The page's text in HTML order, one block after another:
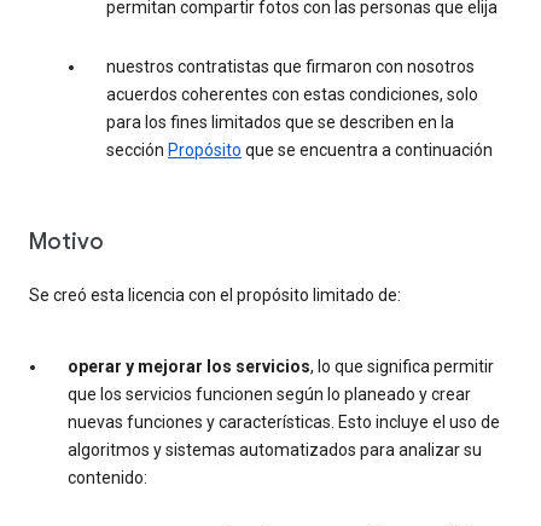
permitan compartir fotos con las personas que elija
nuestros contratistas que firmaron con nosotros
acuerdos coherentes con estas condiciones, solo
para los fines limitados que se describen en la
sección Propósito que se encuentra a continuación
Motivo
Se creó esta licencia con el propósito limitado de:
operar y mejorar los servicios, lo que significa permitir
que los servicios funcionen según lo planeado y crear
nuevas funciones y características. Esto incluye el uso de
algoritmos y sistemas automatizados para analizar su
contenido: